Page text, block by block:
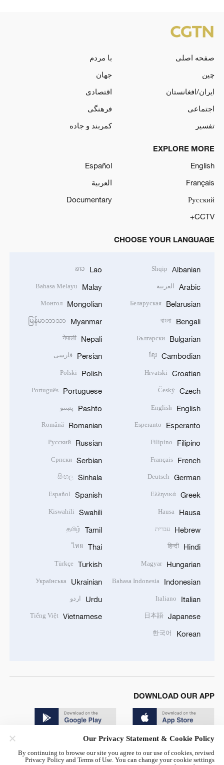
صفحه اصلی
با مردم
چین
جهان
ایران/افغانستان
اقتصادی
اجتماعی
فرهنگی
تفسیر
کمربند و جاده
EXPLORE MORE
English
Español
Français
العربية
Русский
Documentary
CCTV+
CHOOSE YOUR LANGUAGE
Albanian
Shqip
Arabic العربية
Belarusian
Беларуская
Bengali
বাংলা
Bulgarian
Български
Cambodian
ខ្មែរ
Croatian
Hrvatski
Czech
Český
English
English
Esperanto
Esperanto
Filipino
Filipino
French
Français
German
Deutsch
Greek
Ελληνικά
Hausa
Hausa
Hebrew עברית
Hindi
हिन्दी
Hungarian
Magyar
Indonesian
Bahasa Indonesia
Italian
Italiano
Japanese
日本語
Korean
한국어
Lao
ລາວ
Malay
Bahasa Melayu
Mongolian
Монгол
Myanmar
မြန်မာဘာသာ
Nepali
नेपाली
Persian فارسی
Polish
Polski
Portuguese
Português
Pashto پښتو
Romanian
Română
Russian
Русский
Serbian
Српски
Sinhala
සිංහල
Spanish
Español
Swahili
Kiswahili
Tamil
தமிழ்
Thai
ไทย
Turkish
Türkçe
Ukrainian
Українська
Urdu اردو
Vietnamese
Tiếng Việt
DOWNLOAD OUR APP
Our Privacy Statement & Cookie Policy
By continuing to browse our site you agree to our use of cookies, revised
Privacy Policy and Terms of Use. You can change your cookie settings